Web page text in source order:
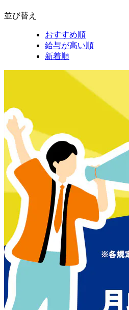
並び替え
おすすめ順
給与が高い順
新着順